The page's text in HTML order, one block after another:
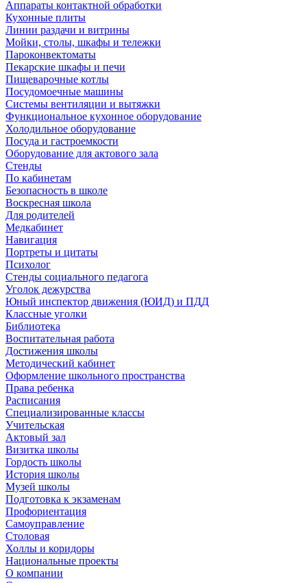
Аппараты контактной обработки
Кухонные плиты
Линии раздачи и витрины
Мойки, столы, шкафы и тележки
Пароконвектоматы
Пекарские шкафы и печи
Пищеварочные котлы
Посудомоечные машины
Системы вентиляции и вытяжки
Функциональное кухонное оборудование
Холодильное оборудование
Посуда и гастроемкости
Оборудование для актового зала
Стенды
По кабинетам
Безопасность в школе
Воскресная школа
Для родителей
Медкабинет
Навигация
Портреты и цитаты
Психолог
Стенды социального педагога
Уголок дежурства
Юный инспектор движения (ЮИД) и ПДД
Классные уголки
Библиотека
Воспитательная работа
Достижения школы
Методический кабинет
Оформление школьного пространства
Права ребенка
Расписания
Специализированные классы
Учительская
Актовый зал
Визитка школы
Гордость школы
История школы
Музей школы
Подготовка к экзаменам
Профориентация
Самоуправление
Столовая
Холлы и коридоры
Национальные проекты
О компании